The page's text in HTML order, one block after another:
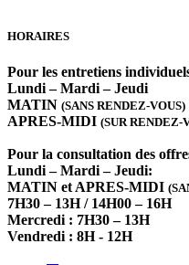
HORAIRES
Pour les entretiens
Lundi – Mardi – Jeudi
MATIN (SANS RENDEZ-VOUS)
APRES-MIDI (SUR RENDEZ-
Pour la consultation des
Lundi – Mardi – Jeudi:
MATIN et APRES-MIDI
7H30 – 13H / 14H00 – 16H
Mercredi : 7H30 – 13H
Vendredi : 8H - 12H